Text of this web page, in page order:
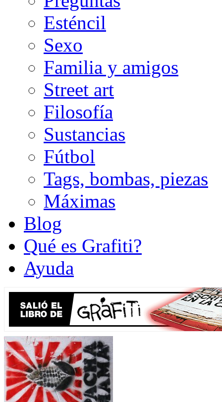
Esténcil
Sexo
Familia y amigos
Street art
Filosofía
Sustancias
Fútbol
Tags, bombas, piezas
Máximas
Blog
Qué es Grafiti?
Ayuda